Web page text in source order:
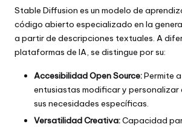
Stable Diffusion es un modelo de
código abierto especializado en la
a partir de descripciones textuales. A
plataformas de IA, se distingue por su:
Accesibilidad Open Source:Permite
entusiastas modificar y personalizar
sus necesidades específicas.
Versatilidad Creativa:Capacidad